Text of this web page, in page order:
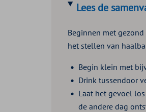
Lees de
Beginnen met
het stellen van
Begin klein met
Drink tussendoor
Laat het gevoel
de andere dag